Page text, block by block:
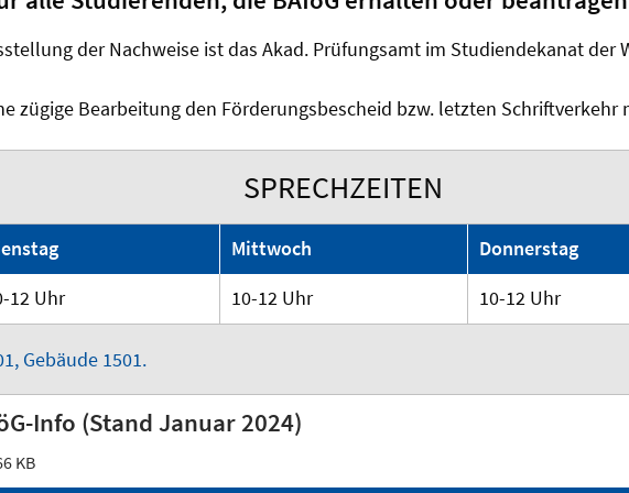
der Nachweise ist das Akad. Prüfungsamt im Studiendekanat der
zügige Bearbeitung den Förderungsbescheid bzw. letzten
SPRECHZEITEN
Mittwoch Donnerstag
12 Uhr 10-12 Uhr 10-12 Uhr
Gebäude 1501.
Info (Stand Januar 2024)
KB